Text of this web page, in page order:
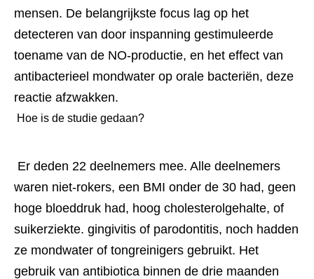
mensen. De belangrijkste focus lag op het
detecteren van door inspanning gestimuleerde
toename van de NO-productie, en het effect van
antibacterieel mondwater op orale bacteriën, deze
reactie afzwakken.
Hoe is de studie gedaan?
waren niet-rokers, een BMI onder de 30 had, geen
hoge bloeddruk had, hoog cholesterolgehalte, of
suikerziekte. gingivitis of parodontitis, noch hadden
ze mondwater of tongreinigers gebruikt. Het
gebruik van antibiotica binnen de drie maanden